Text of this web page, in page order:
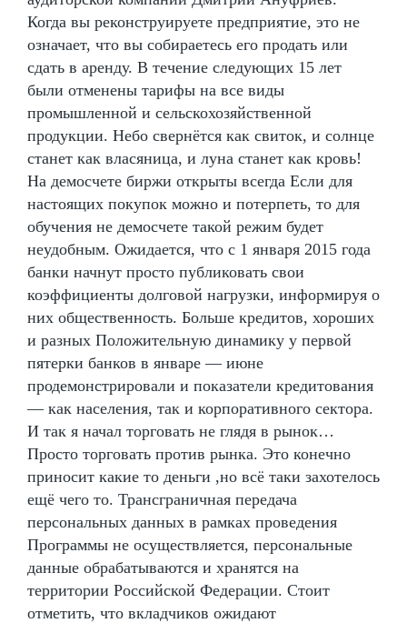
Когда вы реконструируете предприятие, это не
означает, что вы собираетесь его продать или
сдать в аренду. В течение следующих 15 лет
были отменены тарифы на все виды
промышленной и сельскохозяйственной
продукции. Небо свернётся как свиток, и солнце
станет как власяница, и луна станет как кровь!
На демосчете биржи открыты всегда Если для
настоящих покупок можно и потерпеть, то для
обучения не демосчете такой режим будет
неудобным. Ожидается, что с 1 января 2015 года
банки начнут просто публиковать свои
коэффициенты долговой нагрузки, информируя о
них общественность. Больше кредитов, хороших
и разных Положительную динамику у первой
пятерки банков в январе — июне
продемонстрировали и показатели кредитования
— как населения, так и корпоративного сектора.
И так я начал торговать не глядя в рынок…
Просто торговать против рынка. Это конечно
приносит какие то деньги ,но всё таки захотелось
ещё чего то. Трансграничная передача
персональных данных в рамках проведения
Программы не осуществляется, персональные
данные обрабатываются и хранятся на
территории Российской Федерации. Стоит
отметить, что вкладчиков ожидают